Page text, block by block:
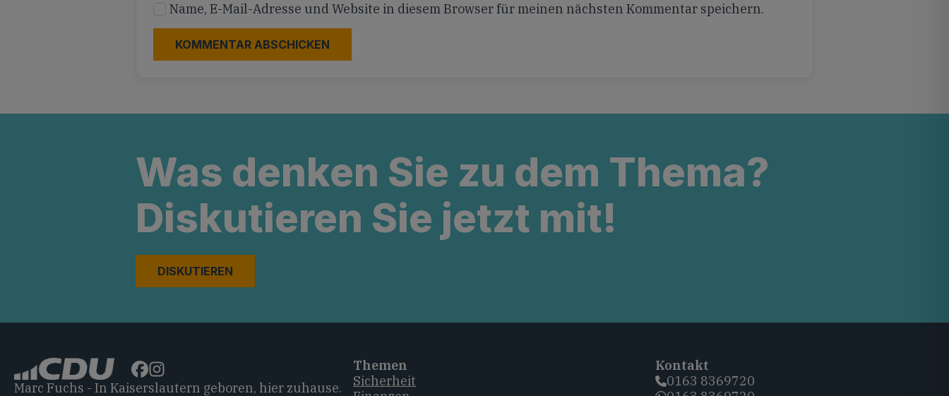
Name, E-Mail-Adresse und Website in diesem Browser für meinen nächsten Kommentar speichern.
Was denken Sie zu dem Thema?
Diskutieren Sie jetzt mit!
DISKUTIEREN
Marc Fuchs - In Kaiserslautern geboren, hier zuhause.
Themen
Sicherheit
Kontakt
0163 8369720‬